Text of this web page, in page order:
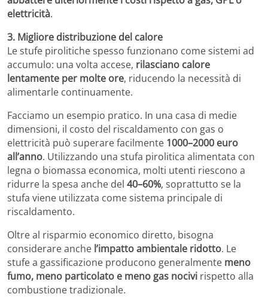
elettricità.
3. Migliore distribuzione del calore
Le stufe pirolitiche spesso funzionano come sistemi ad
accumulo: una volta accese, rilasciano calore
lentamente per molte ore, riducendo la necessità di
alimentarle continuamente.
Facciamo un esempio pratico. In una casa di medie
dimensioni, il costo del riscaldamento con gas o
elettricità può superare facilmente 1000–2000 euro
all’anno. Utilizzando una stufa pirolitica alimentata con
legna o biomassa economica, molti utenti riescono a
ridurre la spesa anche del 40–60%, soprattutto se la
stufa viene utilizzata come sistema principale di
riscaldamento.
Oltre al risparmio economico diretto, bisogna
considerare anche l’impatto ambientale ridotto. Le
stufe a gassificazione producono generalmente meno
fumo, meno particolato e meno gas nocivi rispetto alla
combustione tradizionale.